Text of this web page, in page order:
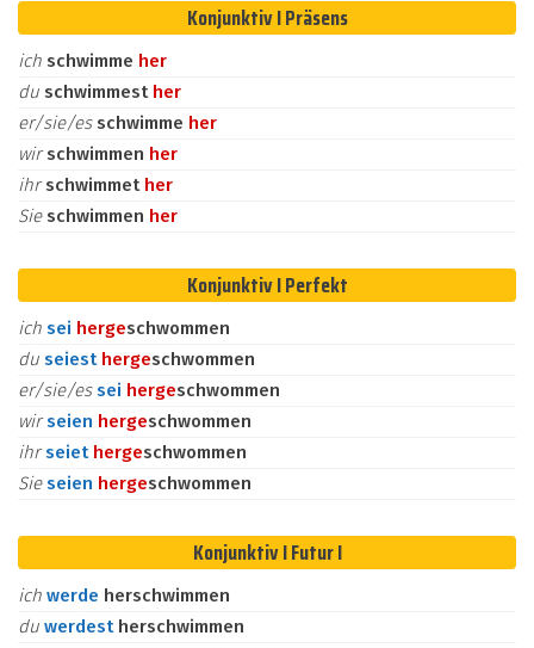
Konjunktiv I Präsens
ich schwimme her
du schwimmest her
er/sie/es schwimme her
wirschwimmen her
ihrschwimmet her
Sie schwimmen her
Konjunktiv I Perfekt
ich sei hergeschwommen
du seiest hergeschwommen
er/sie/essei hergeschwommen
wirseien hergeschwommen
ihrseiet hergeschwommen
Sieseien hergeschwommen
Konjunktiv I Futur I
ich werde herschwimmen
du werdest herschwimmen